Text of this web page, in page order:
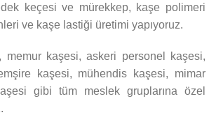
keçesi ve mürekkep, kaşe polimeri
ve kaşe lastiği üretimi yapıyoruz.
memur kaşesi, askeri personel kaşesi,
kaşesi, mühendis kaşesi, mimar
gibi tüm meslek gruplarına özel